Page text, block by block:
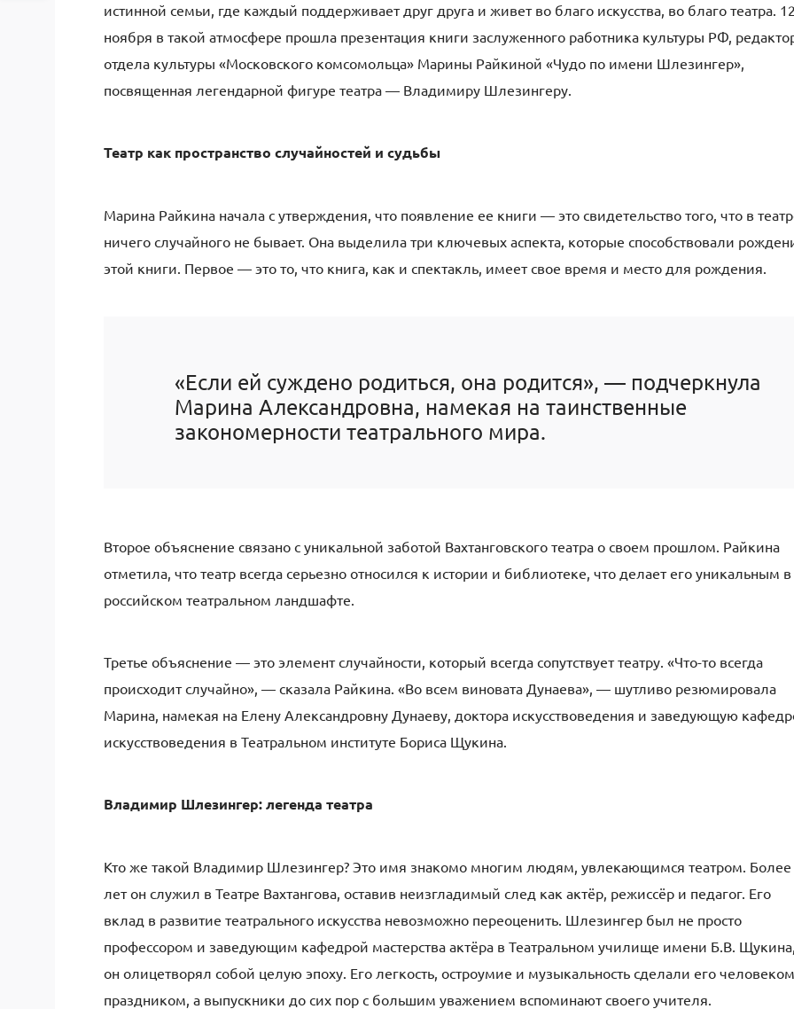
истинной семьи, где каждый поддерживает друг друга и живет во благо искусства, во благо театра.
ноября в такой атмосфере прошла презентация книги заслуженного работника культуры РФ,
отдела культуры «Московского комсомольца» Марины Райкиной «Чудо по имени Шлезингер»,
посвященная легендарной фигуре театра — Владимиру Шлезингеру.
Театр как пространство случайностей и судьбы
Марина Райкина начала с утверждения, что появление ее книги — это свидетельство того, что в
ничего случайного не бывает. Она выделила три ключевых аспекта, которые способствовали
этой книги. Первое — это то, что книга, как и спектакль, имеет свое время и место для рождения.
«Если ей суждено родиться, она родится», — подчеркнула
Марина Александровна, намекая на таинственные
закономерности театрального мира.
Второе объяснение связано с уникальной заботой Вахтанговского театра о своем прошлом. Райкина
отметила, что театр всегда серьезно относился к истории и библиотеке, что делает его уникальным в
российском театральном ландшафте.
Третье объяснение — это элемент случайности, который всегда сопутствует театру. «Что-то всегда
происходит случайно», — сказала Райкина. «Во всем виновата Дунаева», — шутливо резюмировала
Марина, намекая на Елену Александровну Дунаеву, доктора искусствоведения и заведующую
искусствоведения в Театральном институте Бориса Щукина.
Владимир Шлезингер: легенда театра
Кто же такой Владимир Шлезингер? Это имя знакомо многим людям, увлекающимся театром. Более
лет он служил в Театре Вахтангова, оставив неизгладимый след как актёр, режиссёр и педагог. Его
вклад в развитие театрального искусства невозможно переоценить. Шлезингер был не просто
профессором и заведующим кафедрой мастерства актёра в Театральном училище имени Б.В.
он олицетворял собой целую эпоху. Его легкость, остроумие и музыкальность сделали его
праздником, а выпускники до сих пор с большим уважением вспоминают своего учителя.